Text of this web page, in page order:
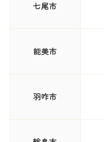
七尾市
能美市
羽咋市